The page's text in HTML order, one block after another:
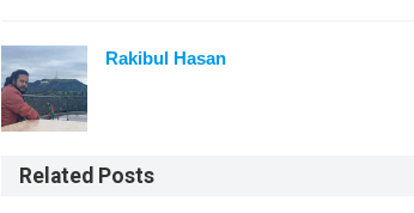
Rakibul Hasan
Related Posts